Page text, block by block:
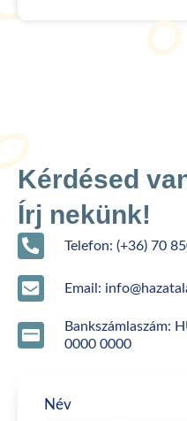
Kérdésed
Írj nekünk!
Telefon: (+36) 70
Email:
Bankszámlaszám:
0000 0000
Név